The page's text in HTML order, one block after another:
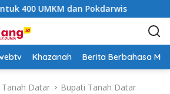
UMKM dan Pokdarwis
Khazanah Berita Berbahasa
Tanah Datar
Bupati Tanah Datar